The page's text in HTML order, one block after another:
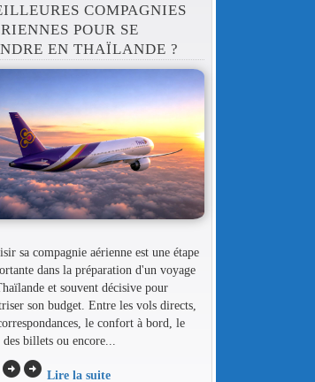
COMPAGNIES
POUR SE
EN THAÏLANDE ?
sa compagnie aérienne est une étape
dans la préparation d'un voyage
et souvent décisive pour
son budget. Entre les vols directs,
le confort à bord, le
billets ou encore...
arrow_circle_rightarrow_circle_right Lire la suite